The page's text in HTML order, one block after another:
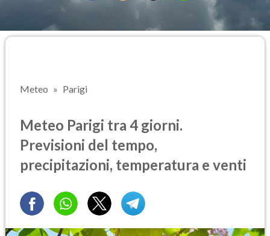
Meteo Parigi
Meteo Parigi tra 4 giorni.
Previsioni del tempo,
precipitazioni, temperatura e venti